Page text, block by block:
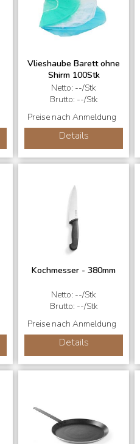
Vlieshaube Barett ohne
Shirm 100Stk
Netto: --/Stk
Brutto: --/Stk
Preise nach Anmeldung
Details
Kochmesser - 380mm
Netto: --/Stk
Brutto: --/Stk
Preise nach Anmeldung
Details